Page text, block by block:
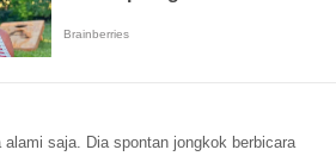
saja. Dia spontan jongkok berbicara